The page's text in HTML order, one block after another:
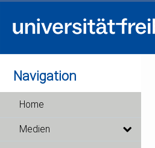
Navigation
Home
Medien